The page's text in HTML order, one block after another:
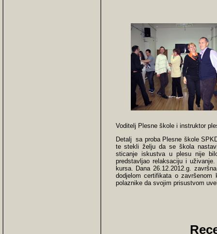
Voditelj Plesne škole i instruktor
Detalj sa proba Plesne škole
te stekli želju da se škola
sticanje iskustva u plesu nije
predstavljao relaksaciju i
kursa. Dana 26.12.2012.g.
dodjelom certifikata o
polaznike da svojim prisustvom